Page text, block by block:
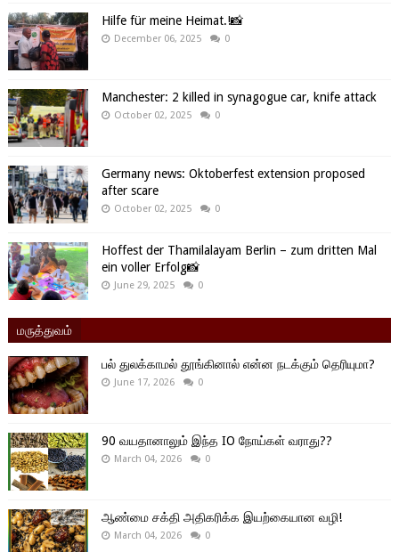
Hilfe für meine Heimat.!📸
December 06, 2025 0
Manchester: 2 killed in synagogue car, knife attack
October 02, 2025 0
Germany news: Oktoberfest extension proposed
after scare
October 02, 2025 0
Hoffest der Thamilalayam Berlin – zum dritten Mal
ein voller Erfolg📸
June 29, 2025 0
மருத்துவம்
பல் துலக்காமல் தூங்கினால் என்ன நடக்கும் தெரியுமா?
June 17, 2026 0
90 வயதானாலும் இந்த IO நோய்கள் வராது??
March 04, 2026 0
ஆண்மை சக்தி அதிகரிக்க இயற்கையான வழி!
March 04, 2026 0